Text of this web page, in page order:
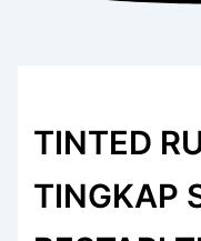
TINTED
TINGKAP